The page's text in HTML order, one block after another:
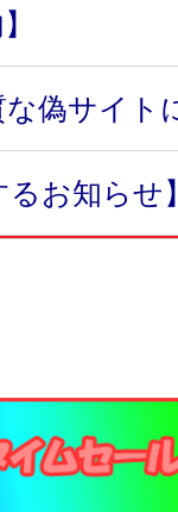
な偽サイト
るお知らせ